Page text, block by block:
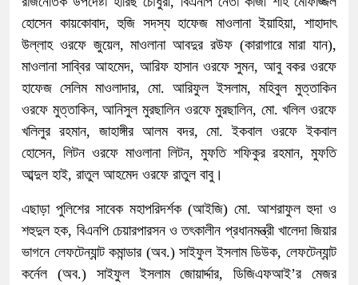
হোসেন কায়কোবাদ, হুজি সদস্য হাফেজ মাওলানা ইয়াহিয়া, শাহাদাৎ
উল্লাহ ওরফে জুয়েল, মাওলানা আবদুর রউফ (কারাগারে মারা যান),
মাওলানা সাব্বির আহমেদ, আরিফ হাসান ওরফে সুমন, আবু বকর ওরফে
হাফেজ সেলিম মাওলাদার, মো. আরিফুল ইসলাম, মহিবুল মুত্তাকিন
ওরফে মুত্তাকিন, আনিসুল মুরছালিন ওরফে মুরছালিন, মো. খলিল ওরফে
খলিলুর রহমান, জাহাঙ্গীর আলম বদর, মো. ইকবাল ওরফে ইকবাল
হোসেন, লিটন ওরফে মাওলানা লিটন, মুফতি শফিকুর রহমান, মুফতি
আব্দুল হাই, রাতুল আহমেদ ওরফে রাতুল বাবু।
এছাড়া পুলিশের সাবেক মহাপরিদর্শক (আইজি) মো. আশরাফুল হুদা ও
শহুদুল হক, বিএনপি চেয়ারপারসন ও তৎকালীন প্রধানমন্ত্রী খালেদা জিয়ার
ভাগনে লেফটেন্যান্ট কমান্ডার (অব.) সাইফুল ইসলাম ডিউক, লেফটেন্যান্ট
কর্নেল (অব.) সাইফুল ইসলাম জোয়ার্দ্দার, ডিজিএফআই’র মেজর